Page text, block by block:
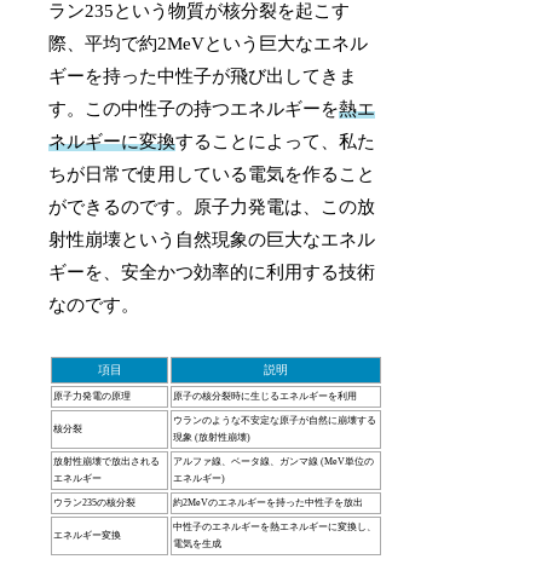
ラン235という物質が核分裂を起こす
際、平均で約2MeVという巨大なエネル
ギーを持った中性子が飛び出してきま
す。この中性子の持つエネルギーを熱エ
ネルギーに変換することによって、私た
ちが日常で使用している電気を作ること
ができるのです。原子力発電は、この放
射性崩壊という自然現象の巨大なエネル
ギーを、安全かつ効率的に利用する技術
なのです。
項目 説明
原子力発電の原理 原子の核分裂時に生じるエネルギーを利用
核分裂
ウランのような不安定な原子が自然に崩壊する
現象 (放射性崩壊)
放射性崩壊で放出される
エネルギー
アルファ線、ベータ線、ガンマ線 (MeV単位の
エネルギー)
ウラン235の核分裂 約2MeVのエネルギーを持った中性子を放出
エネルギー変換
中性子のエネルギーを熱エネルギーに変換し、
電気を生成